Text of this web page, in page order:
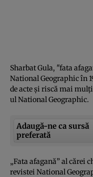
Sharbat Gula, "fata
National Geographic în
de acte şi riscă mai
ul National Geographic.
Adaugă-ne ca sursă
preferată
„Fata afagană” al cărei
revistei National